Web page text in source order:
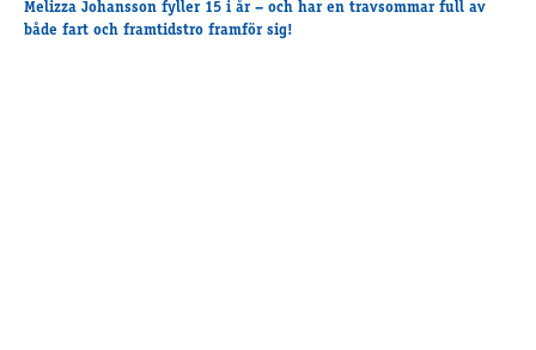
Melizza Johansson fyller 15 i år – och har en travsommar full av
både fart och framtidstro framför sig!